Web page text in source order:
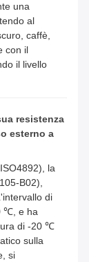
una
al
caffè,
con il
il livello
resistenza
esterno a
la
B02),
di
℃, e ha
di -20 ℃
sulla
si